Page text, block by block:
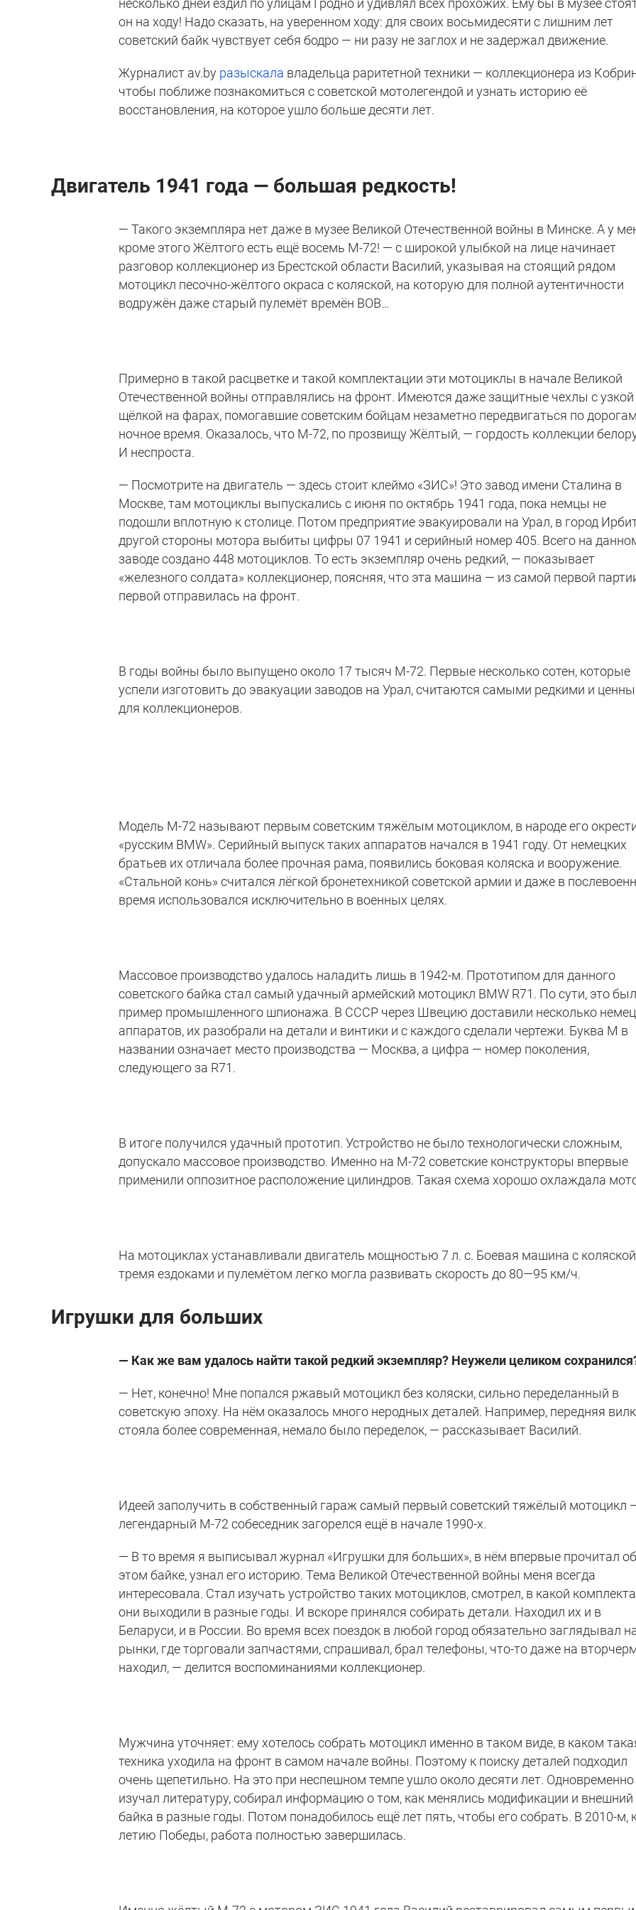
несколько дней ездил по улицам Гродно и удивлял всех прохожих. Ему бы в музее
он на ходу! Надо сказать, на уверенном ходу: для своих восьмидесяти с лишним лет
советский байк чувствует себя бодро — ни разу не заглох и не задержал движение.
Журналист av.by разыскала владельца раритетной техники — коллекционера из
чтобы поближе познакомиться с советской мотолегендой и узнать историю её
восстановления, на которое ушло больше десяти лет.
Двигатель 1941 года — большая редкость!
— Такого экземпляра нет даже в музее Великой Отечественной войны в Минске. А у
кроме этого Жёлтого есть ещё восемь М-72! — с широкой улыбкой на лице начинает
разговор коллекционер из Брестской области Василий, указывая на стоящий рядом
мотоцикл песочно-жёлтого окраса с коляской, на которую для полной аутентичности
водружён даже старый пулемёт времён ВОВ…
Примерно в такой расцветке и такой комплектации эти мотоциклы в начале Великой
Отечественной войны отправлялись на фронт. Имеются даже защитные чехлы с узкой
щёлкой на фарах, помогавшие советским бойцам незаметно передвигаться по
ночное время. Оказалось, что М-72, по прозвищу Жёлтый, — гордость коллекции
И неспроста.
— Посмотрите на двигатель — здесь стоит клеймо «ЗИС»! Это завод имени Сталина в
Москве, там мотоциклы выпускались с июня по октябрь 1941 года, пока немцы не
подошли вплотную к столице. Потом предприятие эвакуировали на Урал, в город
другой стороны мотора выбиты цифры 07 1941 и серийный номер 405. Всего на
заводе создано 448 мотоциклов. То есть экземпляр очень редкий, — показывает
«железного солдата» коллекционер, поясняя, что эта машина — из самой первой
первой отправилась на фронт.
В годы войны было выпущено около 17 тысяч М-72. Первые несколько сотен, которые
успели изготовить до эвакуации заводов на Урал, считаются самыми редкими и
для коллекционеров.
Модель М-72 называют первым советским тяжёлым мотоциклом, в народе его
«русским BMW». Серийный выпуск таких аппаратов начался в 1941 году. От немецких
братьев их отличала более прочная рама, появились боковая коляска и вооружение.
«Стальной конь» считался лёгкой бронетехникой советской армии и даже в
время использовался исключительно в военных целях.
Массовое производство удалось наладить лишь в 1942-м. Прототипом для данного
советского байка стал самый удачный армейский мотоцикл BMW R71. По сути, это был
пример промышленного шпионажа. В СССР через Швецию доставили несколько
аппаратов, их разобрали на детали и винтики и с каждого сделали чертежи. Буква М в
названии означает место производства — Москва, а цифра — номер поколения,
следующего за R71.
В итоге получился удачный прототип. Устройство не было технологически сложным,
допускало массовое производство. Именно на М-72 советские конструкторы впервые
применили оппозитное расположение цилиндров. Такая схема хорошо охлаждала
На мотоциклах устанавливали двигатель мощностью 7 л. с. Боевая машина с
тремя ездоками и пулемётом легко могла развивать скорость до 80—95 км/ч.
Игрушки для больших
— Как же вам удалось найти такой редкий экземпляр? Неужели целиком
— Нет, конечно! Мне попался ржавый мотоцикл без коляски, сильно переделанный в
советскую эпоху. На нём оказалось много неродных деталей. Например, передняя
стояла более современная, немало было переделок, — рассказывает Василий.
Идеей заполучить в собственный гараж самый первый советский тяжёлый мотоцикл
легендарный М-72 собеседник загорелся ещё в начале 1990-х.
— В то время я выписывал журнал «Игрушки для больших», в нём впервые прочитал об
этом байке, узнал его историю. Тема Великой Отечественной войны меня всегда
интересовала. Стал изучать устройство таких мотоциклов, смотрел, в какой
они выходили в разные годы. И вскоре принялся собирать детали. Находил их и в
Беларуси, и в России. Во время всех поездок в любой город обязательно заглядывал
рынки, где торговали запчастями, спрашивал, брал телефоны, что-то даже на
находил, — делится воспоминаниями коллекционер.
Мужчина уточняет: ему хотелось собрать мотоцикл именно в таком виде, в каком
техника уходила на фронт в самом начале войны. Поэтому к поиску деталей подходил
очень щепетильно. На это при неспешном темпе ушло около десяти лет. Одновременно
изучал литературу, собирал информацию о том, как менялись модификации и внешний
байка в разные годы. Потом понадобилось ещё лет пять, чтобы его собрать. В 2010-м,
летию Победы, работа полностью завершилась.